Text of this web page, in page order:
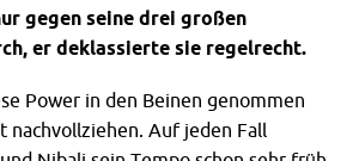
gegen seine drei großen
er deklassierte sie regelrecht.
Power in den Beinen genommen
nachvollziehen. Auf jeden Fall